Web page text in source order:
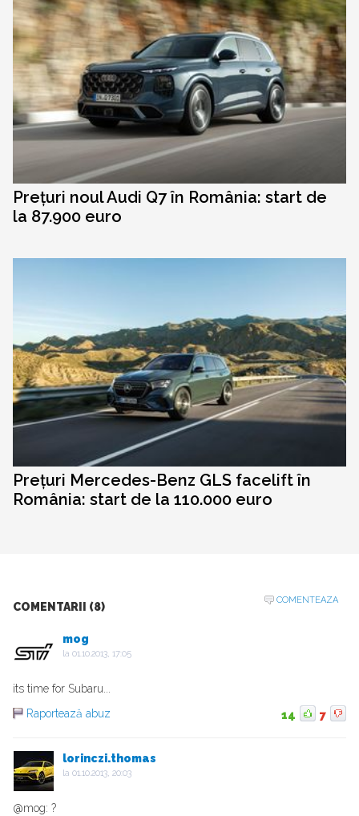
Prețuri noul Audi Q7 în România: start de
la 87.900 euro
Prețuri Mercedes-Benz GLS facelift în
România: start de la 110.000 euro
COMENTARII (8)
COMENTEAZA
mog
la 01.10.2013, 17:05
its time for Subaru...
Raportează abuz
14 7
lorinczi.thomas
la 01.10.2013, 20:03
@mog: ?